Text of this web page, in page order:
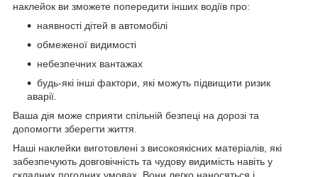
наклейок ви зможете попередити інших водіїв про:
наявності дітей в автомобілі
обмеженої видимості
небезпечних вантажах
будь-які інші фактори, які можуть підвищити ризик
аварії.
Ваша дія може сприяти спільній безпеці на дорозі та
допомогти зберегти життя.
Наші наклейки виготовлені з високоякісних матеріалів, які
забезпечують довговічність та чудову видимість навіть у